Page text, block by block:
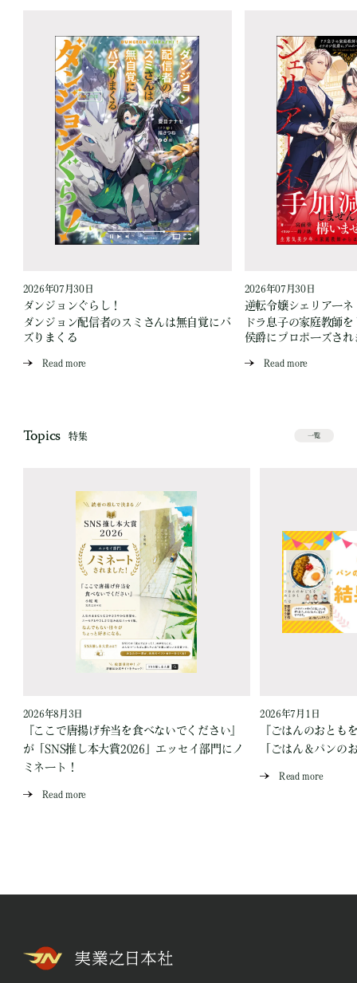
2026年07月30日
ダンジョンぐらし！
ダンジョン配信者のスミさんは無自覚にバ
ズりまくる
Read more
2026年07月30日
逆転令嬢シェリアーネ
ドラ息子の家庭教師
侯爵にプロポーズされ
Read more
Topics 特集 一覧
2026年8月3日
『ここで唐揚げ弁当を食べないでください』
が「SNS推し本大賞2026」エッセイ部門にノ
ミネート！
Read more
2026年7月1日
『ごはんのおとも
「ごはん＆パンの
Read more